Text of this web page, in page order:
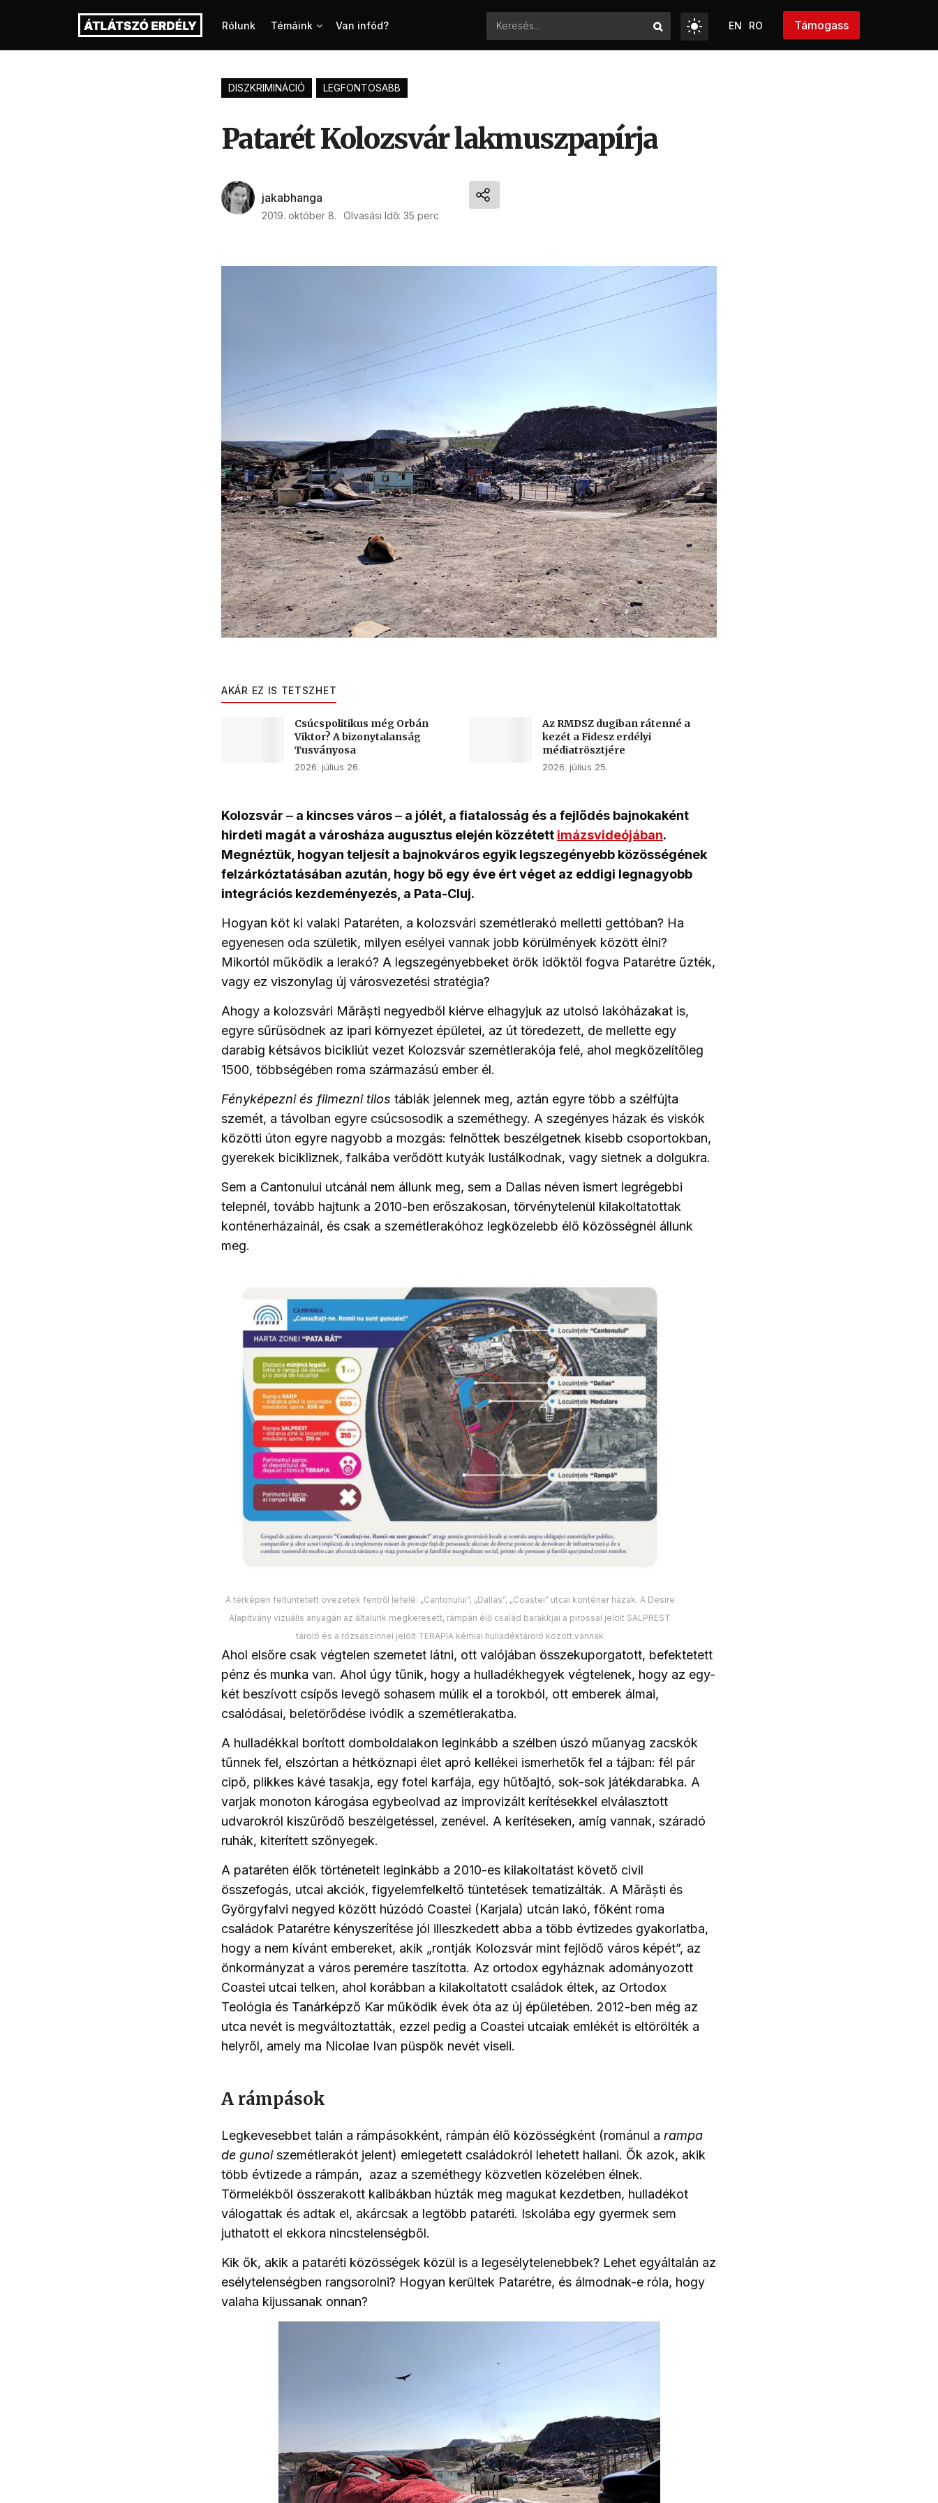
Rólunk Témáink Van infód? EN RO Támogass
DISZKRIMINÁCIÓ LEGFONTOSABB
Patarét Kolozsvár lakmuszpapírja
jakabhanga
2019. október 8. Olvasási Idő: 35 perc
AKÁR EZ IS TETSZHET
Csúcspolitikus még Orbán
Viktor? A bizonytalanság
Tusványosa
2026. július 26.
Az RMDSZ dugiban rátenné a
kezét a Fidesz erdélyi
médiatrösztjére
2026. július 25.
Kolozsvár ‒ a kincses város ‒ a jólét, a fiatalosság és a fejlődés bajnokaként
hirdeti magát a városháza augusztus elején közzétett imázsvideójában.
Megnéztük, hogyan teljesít a bajnokváros egyik legszegényebb közösségének
felzárkóztatásában azután, hogy bő egy éve ért véget az eddigi legnagyobb
integrációs kezdeményezés, a Pata-Cluj.
Hogyan köt ki valaki Pataréten, a kolozsvári szemétlerakó melletti gettóban? Ha
egyenesen oda születik, milyen esélyei vannak jobb körülmények között élni?
Mikortól működik a lerakó? A legszegényebbeket örök időktől fogva Patarétre űzték,
vagy ez viszonylag új városvezetési stratégia?
Ahogy a kolozsvári Mărăști negyedből kiérve elhagyjuk az utolsó lakóházakat is,
egyre sűrűsödnek az ipari környezet épületei, az út töredezett, de mellette egy
darabig kétsávos bicikliút vezet Kolozsvár szemétlerakója felé, ahol megközelítőleg
1500, többségében roma származású ember él.
Fényképezni és filmezni tilos táblák jelennek meg, aztán egyre több a szélfújta
szemét, a távolban egyre csúcsosodik a szeméthegy. A szegényes házak és viskók
közötti úton egyre nagyobb a mozgás: felnőttek beszélgetnek kisebb csoportokban,
gyerekek bicikliznek, falkába verődött kutyák lustálkodnak, vagy sietnek a dolgukra.
Sem a Cantonului utcánál nem állunk meg, sem a Dallas néven ismert legrégebbi
telepnél, tovább hajtunk a 2010-ben erőszakosan, törvénytelenül kilakoltatottak
konténerházainál, és csak a szemétlerakóhoz legközelebb élő közösségnél állunk
meg.
A térképen feltüntetett övezetek fentről lefelé: „Cantonului”, „Dallas”, „Coastei” utcai konténer házak. A Desire
Alapítvány vizuális anyagán az általunk megkeresett, rámpán élő család barakkjai a pirossal jelölt SALPREST
tároló és a rózsaszínnel jelölt TERAPIA kémiai hulladéktároló között vannak
Ahol elsőre csak végtelen szemetet látni, ott valójában összekuporgatott, befektetett
pénz és munka van. Ahol úgy tűnik, hogy a hulladékhegyek végtelenek, hogy az egy-
két beszívott csípős levegő sohasem múlik el a torokból, ott emberek álmai,
csalódásai, beletörődése ivódik a szemétlerakatba.
A hulladékkal borított domboldalakon leginkább a szélben úszó műanyag zacskók
tűnnek fel, elszórtan a hétköznapi élet apró kellékei ismerhetők fel a tájban: fél pár
cipő, plikkes kávé tasakja, egy fotel karfája, egy hűtőajtó, sok-sok játékdarabka. A
varjak monoton károgása egybeolvad az improvizált kerítésekkel elválasztott
udvarokról kiszűrődő beszélgetéssel, zenével. A kerítéseken, amíg vannak, száradó
ruhák, kiterített szőnyegek.
A pataréten élők történeteit leginkább a 2010-es kilakoltatást követő civil
összefogás, utcai akciók, figyelemfelkeltő tüntetések tematizálták. A Mărăști és
Györgyfalvi negyed között húzódó Coastei (Karjala) utcán lakó, főként roma
családok Patarétre kényszerítése jól illeszkedett abba a több évtizedes gyakorlatba,
hogy a nem kívánt embereket, akik „rontják Kolozsvár mint fejlődő város képét”, az
önkormányzat a város peremére taszította. Az ortodox egyháznak adományozott
Coastei utcai telken, ahol korábban a kilakoltatott családok éltek, az Ortodox
Teológia és Tanárképző Kar működik évek óta az új épületében. 2012-ben még az
utca nevét is megváltoztatták, ezzel pedig a Coastei utcaiak emlékét is eltörölték a
helyről, amely ma Nicolae Ivan püspök nevét viseli.
A rámpások
Legkevesebbet talán a rámpásokként, rámpán élő közösségként (románul a rampa
de gunoiszemétlerakót jelent) emlegetett családokról lehetett hallani. Ők azok, akik
több évtizede a rámpán, azaz a szeméthegy közvetlen közelében élnek.
Törmelékből összerakott kalibákban húzták meg magukat kezdetben, hulladékot
válogattak és adtak el, akárcsak a legtöbb pataréti. Iskolába egy gyermek sem
juthatott el ekkora nincstelenségből.
Kik ők, akik a pataréti közösségek közül is a legesélytelenebbek? Lehet egyáltalán az
esélytelenségben rangsorolni? Hogyan kerültek Patarétre, és álmodnak-e róla, hogy
valaha kijussanak onnan?